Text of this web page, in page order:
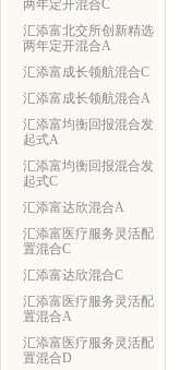
两年定开混合C
汇添富北交所创新精选
两年定开混合A
汇添富成长领航混合C
汇添富成长领航混合A
汇添富均衡回报混合发
起式A
汇添富均衡回报混合发
起式C
汇添富达欣混合A
汇添富医疗服务灵活配
置混合C
汇添富达欣混合C
汇添富医疗服务灵活配
置混合A
汇添富医疗服务灵活配
置混合D